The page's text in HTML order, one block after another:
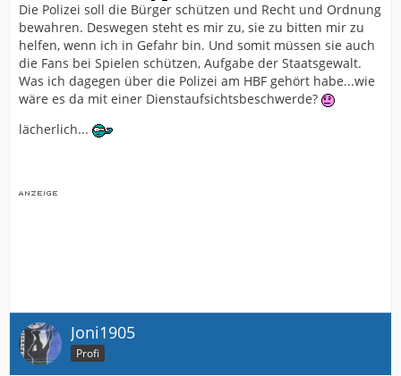
Die Polizei soll die Bürger schützen und Recht und Ordnung
bewahren. Deswegen steht es mir zu, sie zu bitten mir zu
helfen, wenn ich in Gefahr bin. Und somit müssen sie auch
die Fans bei Spielen schützen, Aufgabe der Staatsgewalt.
Was ich dagegen über die Polizei am HBF gehört habe...wie
wäre es da mit einer Dienstaufsichtsbeschwerde?
lächerlich...
Joni1905
Profi